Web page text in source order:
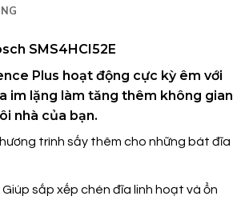
SMS4HCI52E
Plus hoạt động cực kỳ êm với
im lặng làm tăng thêm không gian
nhà của bạn.
trình sấy thêm cho những bát đĩa
Giúp sắp xếp chén đĩa linh hoạt và ổn